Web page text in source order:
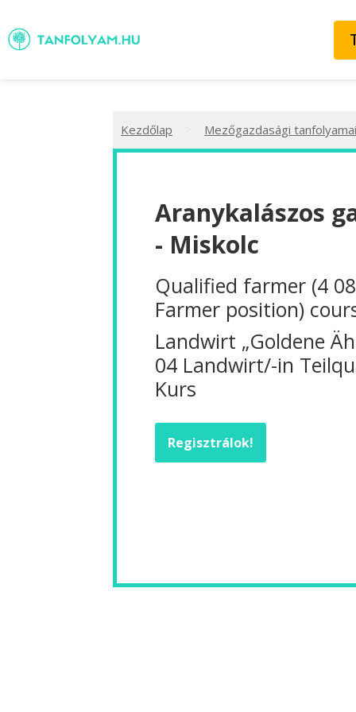
Kezdőlap Mezőgazdasági
Aranykalászos
- Miskolc
Qualified farmer (4
Farmer position)
Landwirt „Goldene
04 Landwirt/-in
Kurs
Regisztrálok!